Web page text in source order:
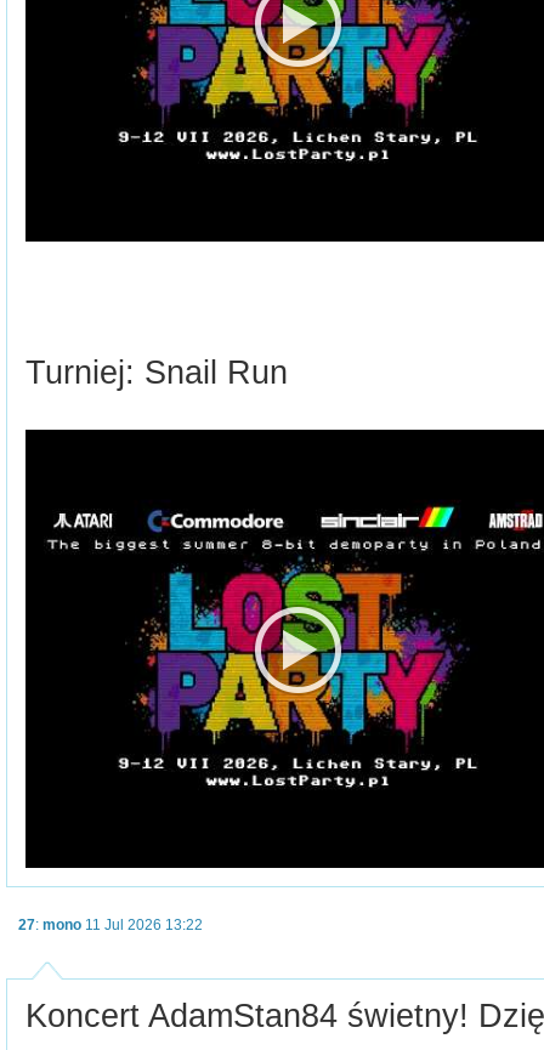
Turniej: Snail Run
27: mono 11 Jul 2026 13:22
Koncert AdamStan84 świetny!